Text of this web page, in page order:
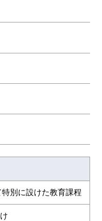
報卓越コース
科学技術コース
ーコース
学コース
科学技術コース
コース
学コース
コース
コース
コース
ー・情報コース
ンジニアリングコ
コース
境学コース
アリングデザイン
共創コース
別に設けた教育課程